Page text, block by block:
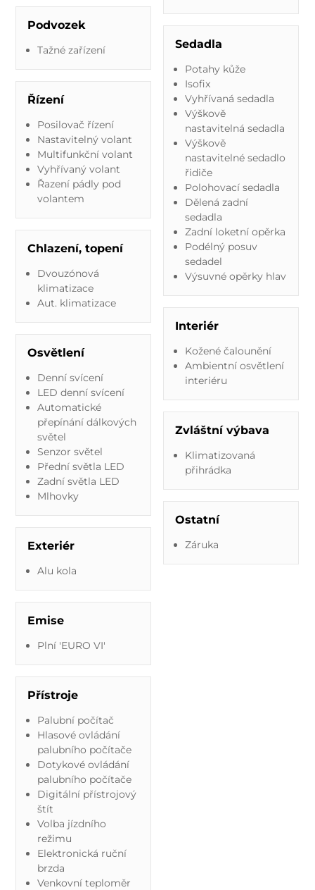
Podvozek
Tažné zařízení
Řízení
Posilovač řízení
Nastavitelný volant
Multifunkční volant
Vyhřívaný volant
Řazení pádly pod
volantem
Chlazení, topení
Dvouzónová
klimatizace
Aut. klimatizace
Osvětlení
Denní svícení
LED denní svícení
Automatické
přepínání dálkových
světel
Senzor světel
Přední světla LED
Zadní světla LED
Mlhovky
Exteriér
Alu kola
Emise
Plní 'EURO VI'
Přístroje
Palubní počítač
Hlasové ovládání
palubního počítače
Dotykové ovládání
palubního počítače
Digitální přístrojový
štít
Volba jízdního
režimu
Elektronická ruční
brzda
Venkovní teploměr
Sedadla
Potahy kůže
Isofix
Vyhřívaná sedadla
Výškově
nastavitelná sedadla
Výškově
nastavitelné sedadlo
řidiče
Polohovací sedadla
Dělená zadní
sedadla
Zadní loketní opěrka
Podélný posuv
sedadel
Výsuvné opěrky hlav
Interiér
Kožené čalounění
Ambientní osvětlení
interiéru
Zvláštní výbava
Klimatizovaná
přihrádka
Ostatní
Záruka